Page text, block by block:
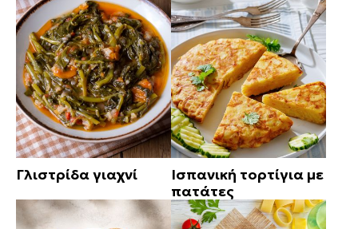
Γλιστρίδα γιαχνί
Ισπανική τορτίγια με
πατάτες